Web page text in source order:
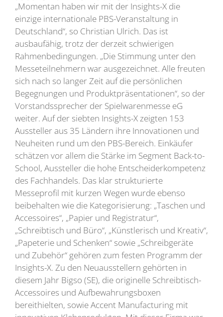
„Momentan haben wir mit der Insights-X die
einzige internationale PBS-Veranstaltung in
Deutschland“, so Christian Ulrich. Das ist
ausbaufähig, trotz der derzeit schwierigen
Rahmenbedingungen. „Die Stimmung unter den
Messeteilnehmern war ausgezeichnet. Alle freuten
sich nach so langer Zeit auf die persönlichen
Begegnungen und Produktpräsentationen“, so der
Vorstandssprecher der Spielwarenmesse eG
weiter. Auf der siebten Insights-X zeigten 153
Aussteller aus 35 Ländern ihre Innovationen und
Neuheiten rund um den PBS-Bereich. Einkäufer
schätzen vor allem die Stärke im Segment Back-to-
School, Aussteller die hohe Entscheiderkompetenz
des Fachhandels. Das klar strukturierte
Messeprofil mit kurzen Wegen wurde ebenso
beibehalten wie die Kategorisierung: „Taschen und
Accessoires“, „Papier und Registratur“,
„Schreibtisch und Büro“, „Künstlerisch und Kreativ“,
„Papeterie und Schenken“ sowie „Schreibgeräte
und Zubehör“ gehören zum festen Programm der
Insights-X. Zu den Neuausstellern gehörten in
diesem Jahr Bigso (SE), die originelle Schreibtisch-
Accessoires und Aufbewahrungsboxen
bereithielten, sowie Accent Manufacturing mit